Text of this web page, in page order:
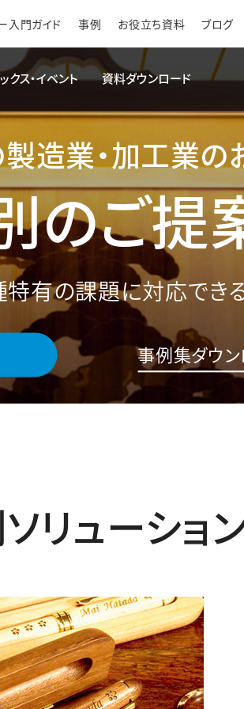
入門ガイド 事例 お役立ち資料 ブログ
クス・イベント 資料ダウンロード
造業・加工業の
のご提
特有の課題に対応でき
事例集ダウ
リューショ